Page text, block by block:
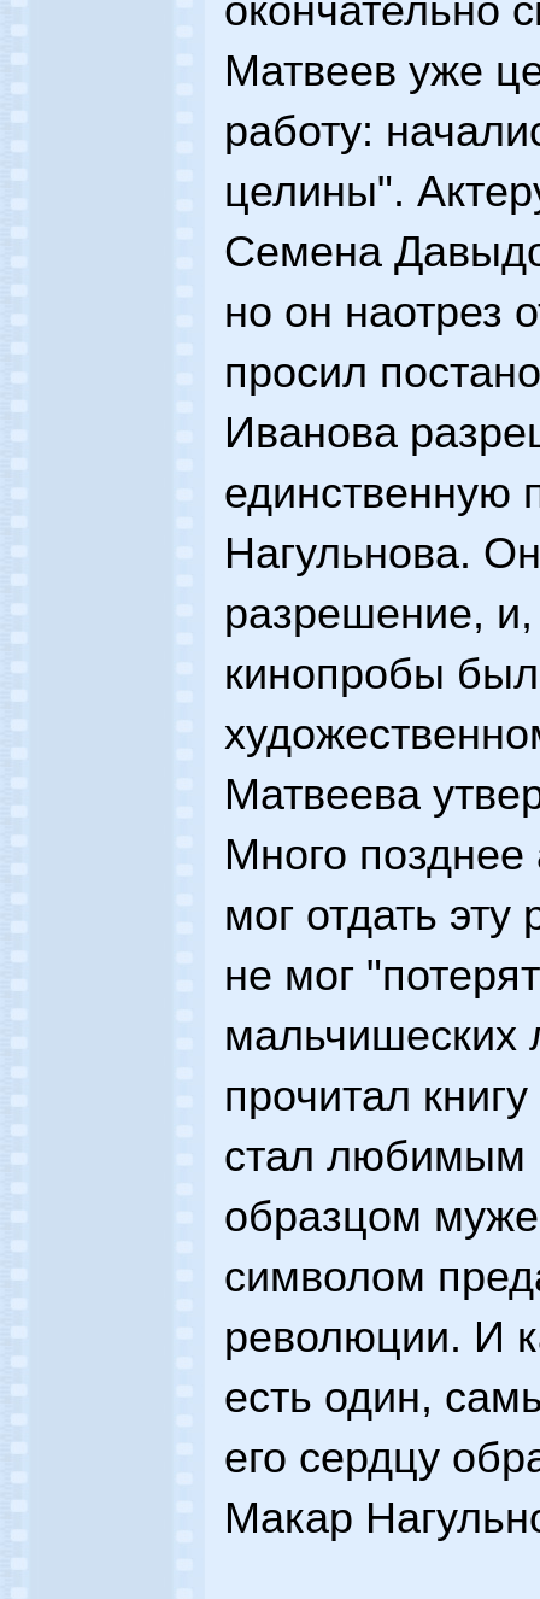
окончательно
Матвеев уже
работу:
целины".
Семена
но он наотрез
просил
Иванова
единственную
Нагульнова.
разрешение,
кинопробы
Матвеева
Много
мог отдать эту
не мог
мальчишеских
прочитал
стал любимым
образцом
символом
революции. И
есть один,
его сердцу
Макар